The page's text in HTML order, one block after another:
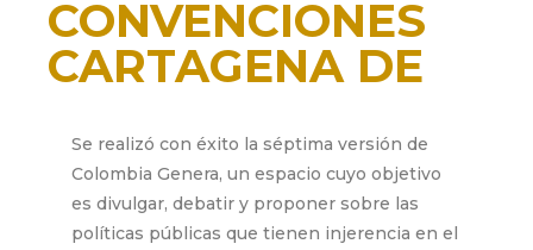
CONVENCIONES
CARTAGENA DE
marzo 6, 2018
Se realizó con éxito la séptima versión de
Colombia Genera, un espacio cuyo objetivo
es divulgar, debatir y proponer sobre las
políticas públicas que tienen injerencia en el